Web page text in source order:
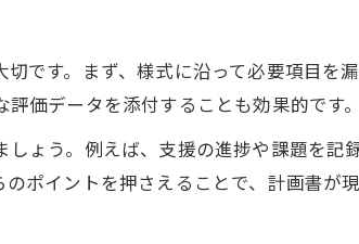
です。まず、様式に沿って必要項目を
価データを添付することも効果的です。
ょう。例えば、支援の進捗や課題を記
ポイントを押さえることで、計画書が